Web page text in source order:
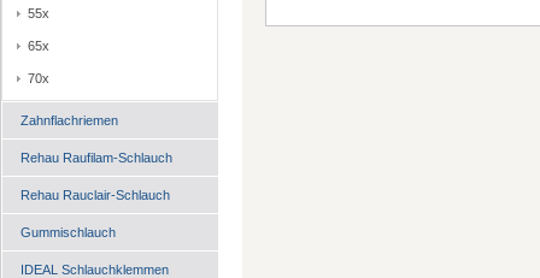
55x
65x
70x
Zahnflachriemen
Rehau Raufilam-Schlauch
Rehau Rauclair-Schlauch
Gummischlauch
IDEAL Schlauchklemmen